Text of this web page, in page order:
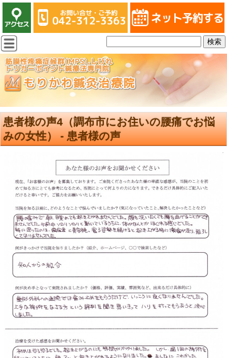
患者様の声4（調布市にお住いの腰痛でお悩
みの女性） - 患者様の声